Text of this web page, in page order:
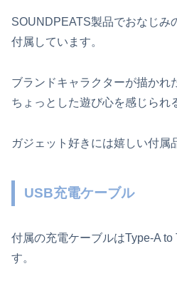
SOUNDPEATS製品でおなじみ
付属しています。
ブランドキャラクターが描かれ
ちょっとした遊び心を感じられ
ガジェット好きには嬉しい付属
USB充電ケーブル
付属の充電ケーブルはType-A to
す。